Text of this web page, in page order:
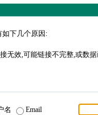
下几个原因:
无效,可能链接不完整,或数
名 Email